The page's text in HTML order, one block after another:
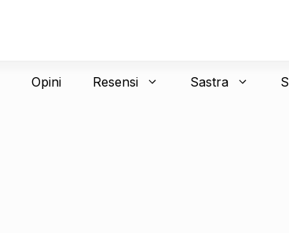
Opini Resensi Sastra